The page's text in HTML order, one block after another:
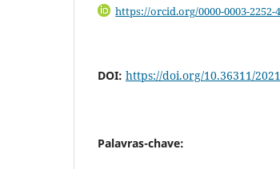
https://orcid.org/0000-0003-2252-
DOI: https://doi.org/10.36311/
Palavras-chave: